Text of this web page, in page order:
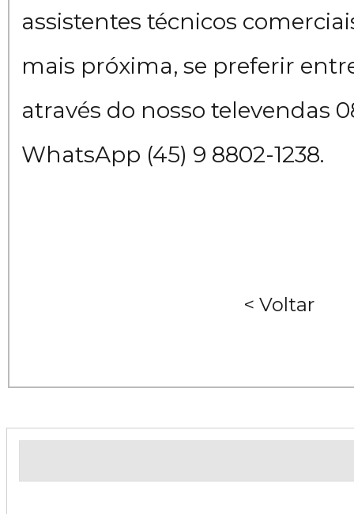
assistentes técnicos
mais próxima, se preferir
através do nosso televendas
WhatsApp (45) 9 8802-1238.
< Voltar